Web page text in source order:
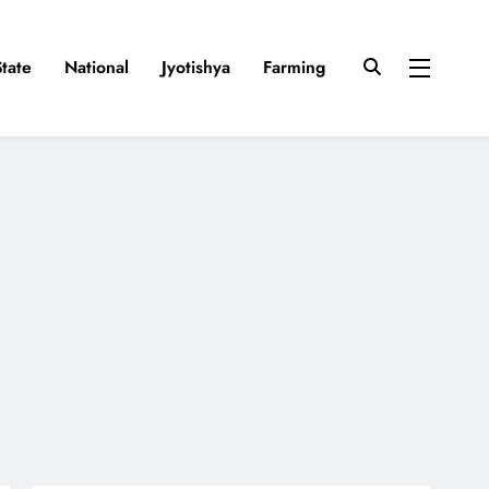
National Jyotishya Farming